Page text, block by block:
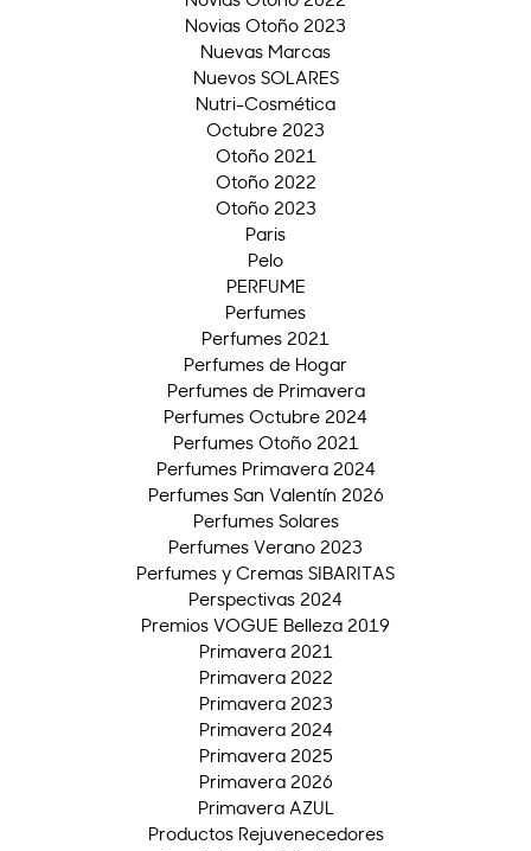
Novias Otoño 2023
Nuevas Marcas
Nuevos SOLARES
Nutri-Cosmética
Octubre 2023
Otoño 2021
Otoño 2022
Otoño 2023
Paris
Pelo
PERFUME
Perfumes
Perfumes 2021
Perfumes de Hogar
Perfumes de Primavera
Perfumes Octubre 2024
Perfumes Otoño 2021
Perfumes Primavera 2024
Perfumes San Valentín 2026
Perfumes Solares
Perfumes Verano 2023
Perfumes y Cremas SIBARITAS
Perspectivas 2024
Premios VOGUE Belleza 2019
Primavera 2021
Primavera 2022
Primavera 2023
Primavera 2024
Primavera 2025
Primavera 2026
Primavera AZUL
Productos Rejuvenecedores